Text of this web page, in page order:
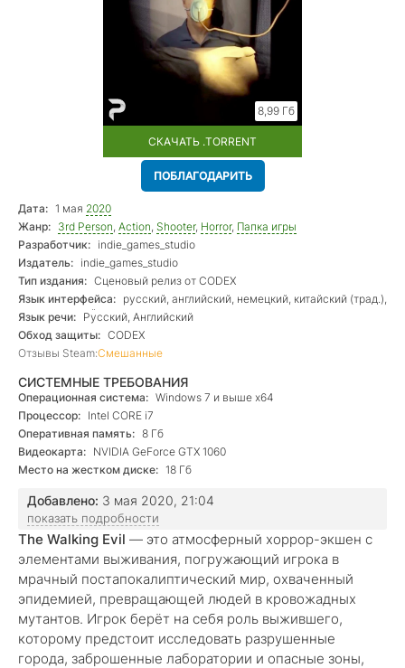
8,99 Гб
СКАЧАТЬ .TORRENT
ПОБЛАГОДАРИТЬ
Дата: 1 мая 2020
Жанр: 3rd Person, Action, Shooter, Horror, Папка игры
Разработчик: indie_games_studio
Издатель: indie_games_studio
Тип издания: Сценовый релиз от CODEX
Язык интерфейса: русский, английский, немецкий, китайский (трад.),
португальский
Язык речи: Русский, Английский
Обход защиты: CODEX
Отзывы Steam:Смешанные
СИСТЕМНЫЕ ТРЕБОВАНИЯ
Операционная система: Windows 7 и выше х64
Процессор: Intel CORE i7
Оперативная память: 8 Гб
Видеокарта: NVIDIA GeForce GTX 1060
Место на жестком диске: 18 Гб
Добавлено: 3 мая 2020, 21:04
показать подробности
The Walking Evil — это атмосферный хоррор-экшен с
элементами выживания, погружающий игрока в
мрачный постапокалиптический мир, охваченный
эпидемией, превращающей людей в кровожадных
мутантов. Игрок берёт на себя роль выжившего,
которому предстоит исследовать разрушенные
города, заброшенные лаборатории и опасные зоны,